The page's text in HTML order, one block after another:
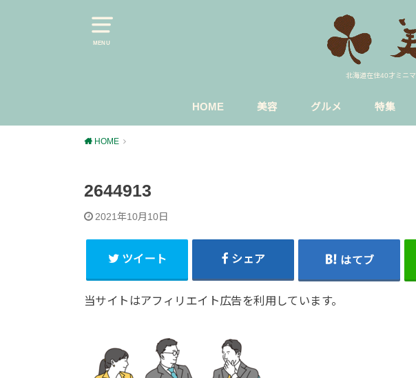
MENU
北海道在住40才ミニ
HOME 美容 グルメ 特集
HOME
2644913
2021年10月10日
ツイート シェア はてブ
当サイトはアフィリエイト広告を利用しています。